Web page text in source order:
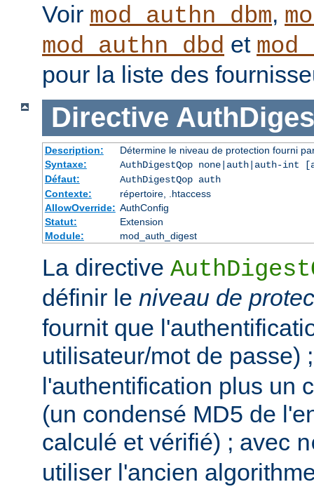
Voir mod_authn_dbm,
mod_authn_dbd et
pour la liste des
Directive
Description:
Détermine le niveau de protection fourni
Syntaxe:
AuthDigestQop none|auth|auth-int
Défaut:
AuthDigestQop auth
Contexte:
répertoire, .htaccess
AllowOverride: AuthConfig
Statut:
Extension
Module:
mod_auth_digest
La directive
définir le niveau de
fournit que
utilisateur/mot de passe)
l'authentification plus un
(un condensé MD5 de
calculé et vérifié) ; avec
utiliser l'ancien